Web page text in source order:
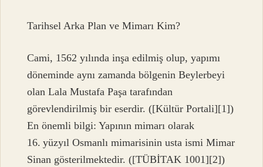
Tarihsel Arka Plan ve Mimarı Kim?
Cami, 1562 yılında inşa edilmiş olup, yapımı
döneminde aynı zamanda bölgenin Beylerbeyi
olan Lala Mustafa Paşa tarafından
görevlendirilmiş bir eserdir. ([Kültür Portali][1])
En önemli bilgi: Yapının mimarı olarak
16. yüzyıl Osmanlı mimarisinin usta ismi Mimar
Sinan gösterilmektedir. ([TÜBİTAK 1001][2])